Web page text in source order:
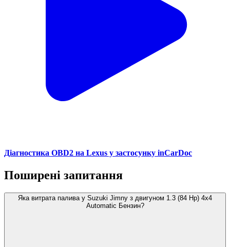
Діагностика OBD2 на Lexus у застосунку inCarDoc
Поширені запитання
Яка витрата палива у Suzuki Jimny з двигуном 1.3 (84 Hp) 4x4
Automatic Бензин?